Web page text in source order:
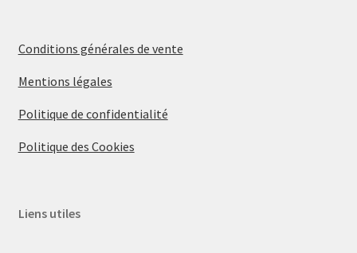
Conditions générales de vente
Mentions légales
Politique de confidentialité
Politique des Cookies
Liens utiles